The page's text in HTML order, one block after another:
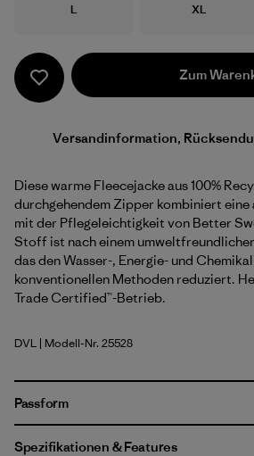
Größe
L Größe
XL
Zum
Versandinformation,
Diese warme Fleecejacke aus 100%
durchgehendem Zipper kombiniert
mit der Pflegeleichtigkeit von Better
Stoff ist nach einem
das den Wasser-, Energie- und
konventionellen Methoden reduziert.
Trade Certified™-Betrieb.
Dried Vanilla
DVL | Modell-Nr. 25528
Passform
Spezifikationen & Features